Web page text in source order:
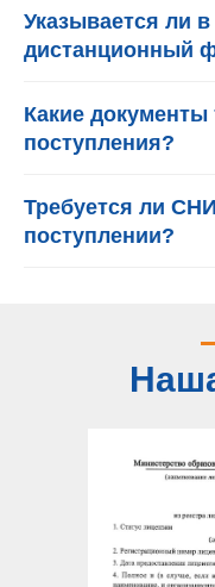
Указывается ли
дистанционный
Какие
поступления?
Требуется ли
поступлении?